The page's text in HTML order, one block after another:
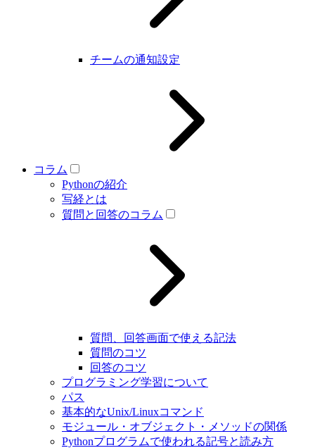
チームの通知設定
コラム
Pythonの紹介
写経とは
質問と回答のコラム
質問、回答画面で使える記法
質問のコツ
回答のコツ
プログラミング学習について
パス
基本的なUnix/Linuxコマンド
モジュール・オブジェクト・メソッドの関係
Pythonプログラムで使われる記号と読み方